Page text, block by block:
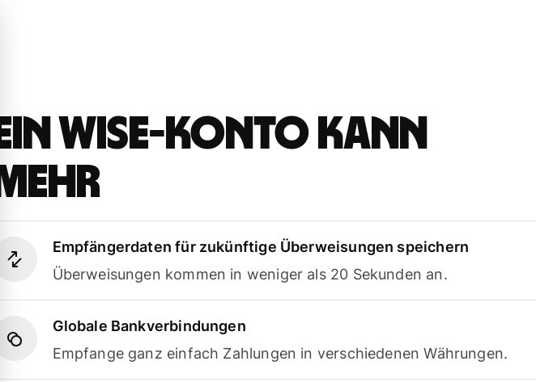
Ein Wise-Konto kann
mehr
Empfängerdaten für zukünftige Überweisungen speichern
Überweisungen kommen in weniger als 20 Sekunden an.
Globale Bankverbindungen
Empfange ganz einfach Zahlungen in verschiedenen Währungen.